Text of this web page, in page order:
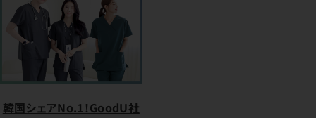
韓国シェアNo.1！GoodU社